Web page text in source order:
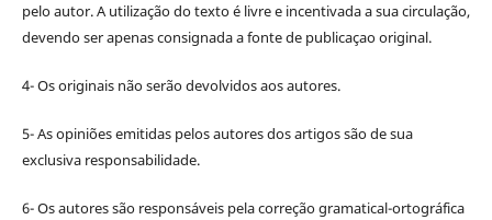
pelo autor. A utilização do texto é livre e incentivada a sua circulação,
devendo ser apenas consignada a fonte de publicaçao original.
4- Os originais não serão devolvidos aos autores.
5- As opiniões emitidas pelos autores dos artigos são de sua
exclusiva responsabilidade.
6- Os autores são responsáveis pela correção gramatical-ortográfica